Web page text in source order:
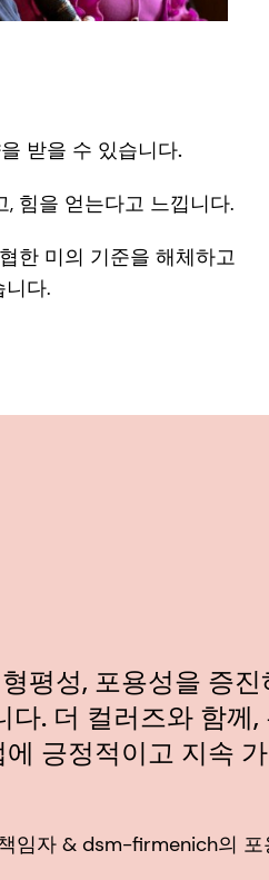
받을 수 있습니다.
힘을 얻는다고 느낍니다.
한 미의 기준을 해체하고
다.
평성, 포용성을 증
. 더 컬러즈와 함께,
긍정적이고 지속
임자 & dsm-firmenich의 포